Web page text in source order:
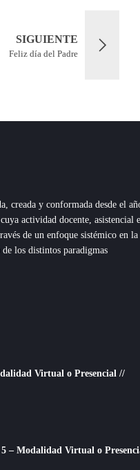
SIGUIENTE
Feliz día del Padre
creada y conformada desde el
actividad docente, asistencial e
de un enfoque sistémico en la
los distintos paradigmas
Virtual o Presencial //
– Modalidad Virtual o